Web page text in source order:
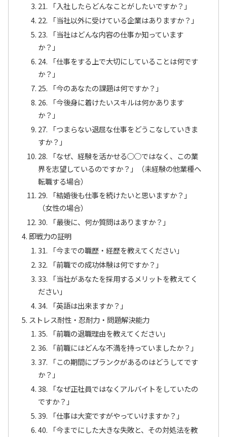
21. 「入社したらどんなことがしたいですか？」
22. 「当社以外に受けている企業はありますか？」
23. 「当社はどんな内容の仕事か知っています
か？」
24. 「仕事をする上で大切にしていることは何です
か？」
25. 「今のあなたの課題は何ですか？」
26. 「今後身に着けたいスキルは何かあります
か？」
27. 「つまらない退屈な仕事をどうこなしていきま
すか？」
28. 「なぜ、経験を活かせる○○ではなく、この業
界を志望しているのですか？」（未経験の他業種へ
転職する場合）
29. 「結婚後も仕事を続けたいと思いますか？」
（女性の場合）
30. 「最後に、何か質問はありますか？」
即戦力の証明
31. 「今までの職歴・経歴を教えてください」
32. 「前職での成功体験は何ですか？」
33. 「当社があなたを採用するメリットを教えてく
ださい」
34. 「英語は出来ますか？」
ストレス耐性・忍耐力・問題解決能力
35. 「前職の退職理由を教えてください」
36. 「前職にはどんな不満を持っていましたか？」
37. 「この期間にブランクがあるのはどうしてです
か？」
38. 「なぜ正社員ではなくアルバイトをしていたの
ですか？」
39. 「仕事は大変ですがやっていけますか？」
40. 「今までにした大きな失敗と、その対処法を教